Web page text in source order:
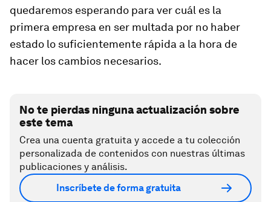
quedaremos esperando para ver cuál es la
primera empresa en ser multada por no haber
estado lo suficientemente rápida a la hora de
hacer los cambios necesarios.
No te pierdas ninguna actualización sobre
este tema
Crea una cuenta gratuita y accede a tu colección
personalizada de contenidos con nuestras últimas
publicaciones y análisis.
Inscríbete de forma gratuita